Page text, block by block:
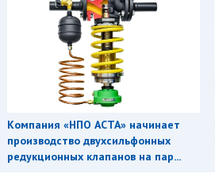
Компания «НПО АСТА» начинает
производство двухсильфонных
редукционных клапанов на пар...